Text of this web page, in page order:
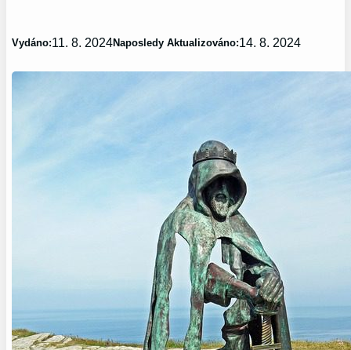
Vydáno:11. 8. 2024Naposledy Aktualizováno:14. 8. 2024